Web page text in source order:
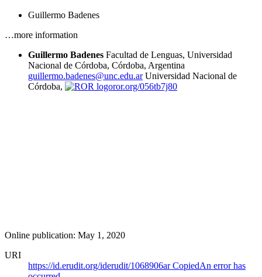
Guillermo Badenes
…more information
Guillermo Badenes Facultad de Lenguas, Universidad
Nacional de Córdoba, Córdoba, Argentina
guillermo.badenes@unc.edu.ar Universidad Nacional de
Córdoba,
ror.org/056tb7j80
Online publication: May 1, 2020
URI
https://id.erudit.org/iderudit/1068906arCopiedAn error has